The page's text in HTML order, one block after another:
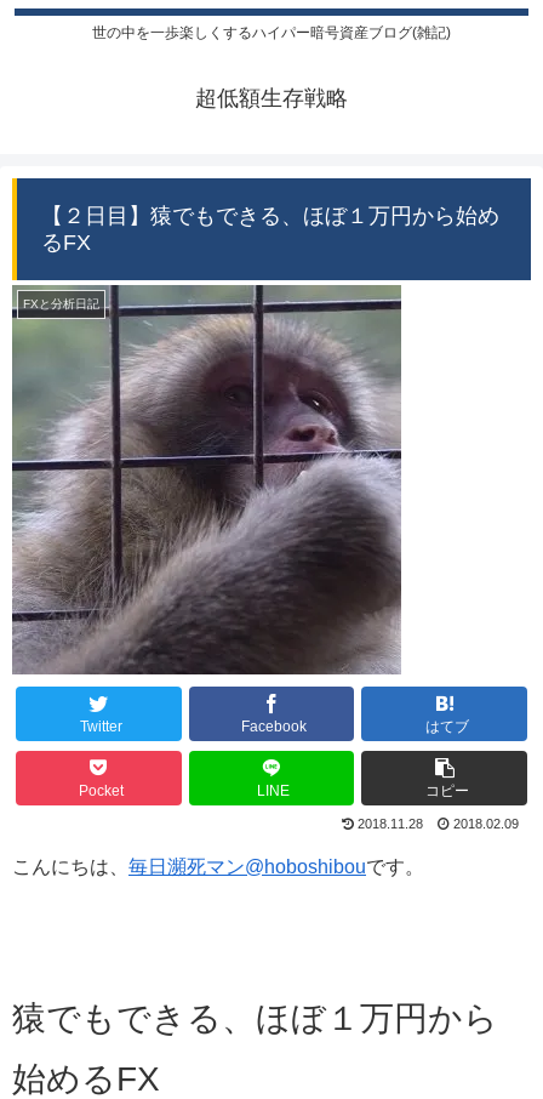
世の中を一歩楽しくするハイパー暗号資産ブログ(雑記)
超低額生存戦略
【２日目】猿でもできる、ほぼ１万円から始め
るFX
FXと分析日記
Twitter Facebook はてブ
Pocket LINE コピー
2018.11.28 2018.02.09
こんにちは、 毎日瀕死マン@hoboshibouです。
猿でもできる、ほぼ１万円から
始めるFX